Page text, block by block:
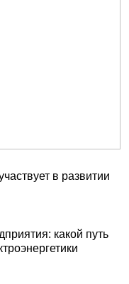
в развитии
какой путь